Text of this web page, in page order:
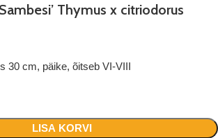
Thymus x citriodorus
30 cm, päike, õitseb VI-VIII
LISA KORVI